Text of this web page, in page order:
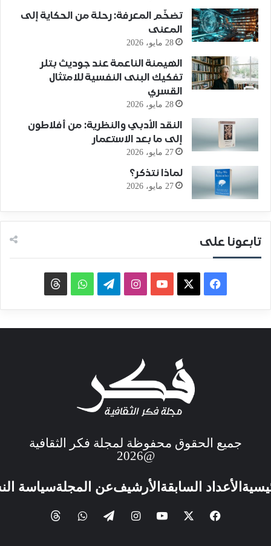
تضخّم المعرفة: رحلة من الحكاية إلى
المعنى
28 مايو، 2026
الهيمنة الناعمة عند جوديث بتلر
تفكيك البنى النفسية للامتثال
القسري
28 مايو، 2026
النقد الأدبي والنظرية: من أفلاطون
إلى ما بعد الاستعمار
27 مايو، 2026
لماذا نتذكر؟
27 مايو، 2026
تابعونا على
جميع الحقوق محفوظة لمجلة فكر الثقافية
@2026
الأعداد السابقة الأرشيفعن المجلةسياسة